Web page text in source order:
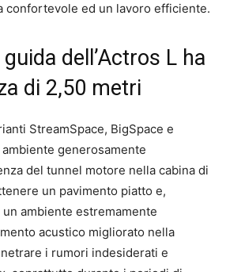
confortevole ed un lavoro efficiente.
dell’Actros L ha
di 2,50 metri
StreamSpace, BigSpace e
generosamente
del tunnel motore nella cabina di
un pavimento piatto e,
ambiente estremamente
acustico migliorato nella
i rumori indesiderati e